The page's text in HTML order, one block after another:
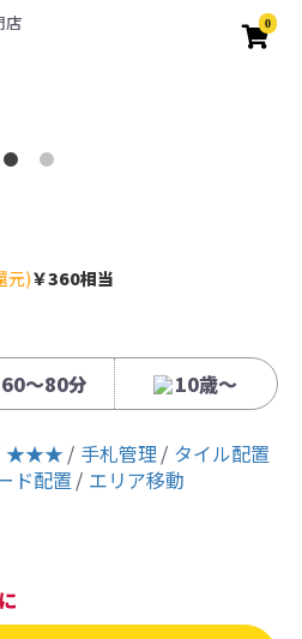
店 0
元)￥360相当
60〜80分 10歳〜
★★★ 手札管理
タイル配置
ド配置
エリア移動